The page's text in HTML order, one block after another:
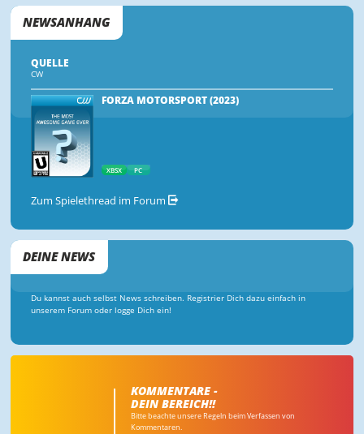
NEWSANHANG
QUELLE
CW
FORZA MOTORSPORT (2023)
XBSX PC
Zum Spielethread im Forum
DEINE NEWS
Du kannst auch selbst News schreiben. Registrier Dich dazu einfach in
unserem Forum oder logge Dich ein!
KOMMENTARE -
DEIN BEREICH!!
Bitte beachte unsere Regeln beim Verfassen von
Kommentaren.